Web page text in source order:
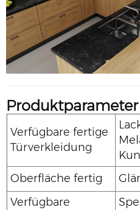
Produktparameter
Verfügbare fertige
Türverkleidung
Oberfläche fertig
Verfügbare